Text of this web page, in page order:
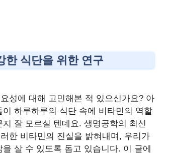
한 식단을 위한 연구
성에 대해 고민해본 적 있으신가요? 아
이 하루하루의 식단 속에 비타민의 역할
지 잘 모르실 텐데요. 생명공학의 최신
한 비타민의 진실을 밝혀내며, 우리가
을 살 수 있도록 돕고 있습니다. 이 글에